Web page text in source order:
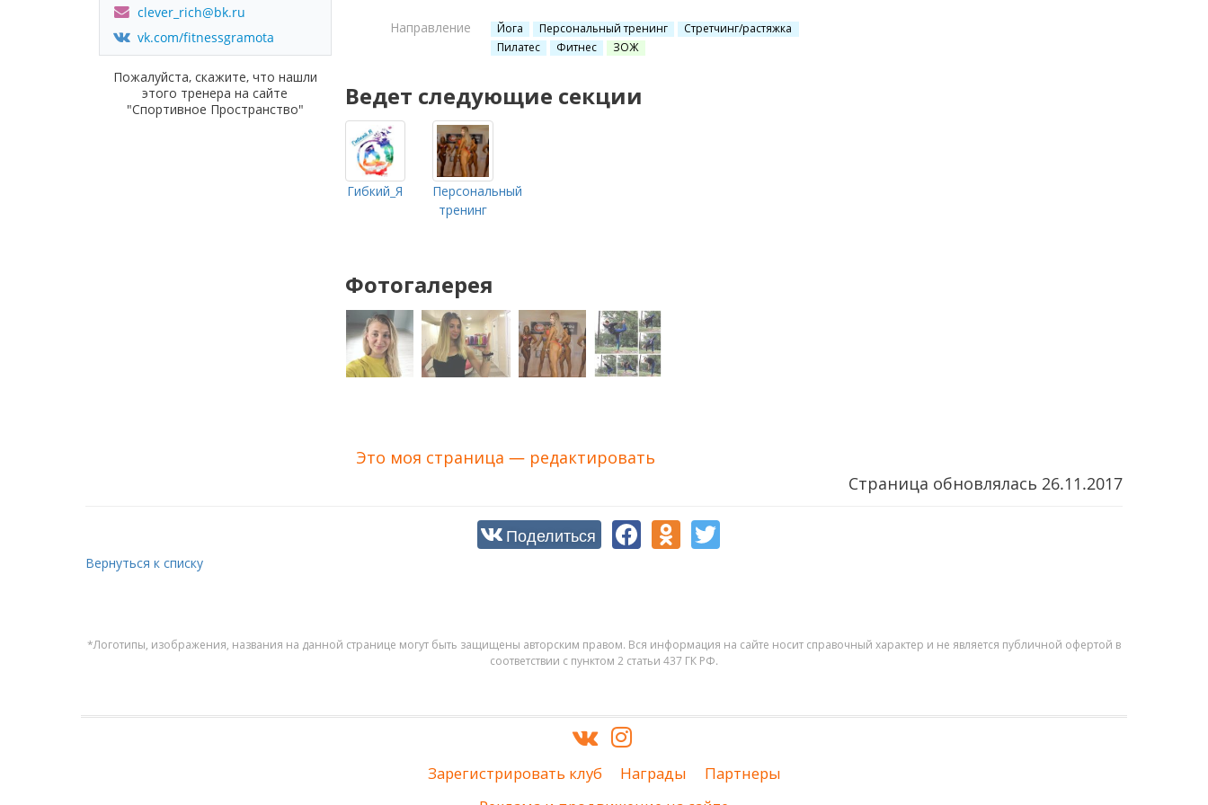
clever_rich@bk.ru
vk.com/fitnessgramota
Пожалуйста, скажите, что нашли
этого тренера на сайте
"Спортивное Пространство"
Направление Йога Персональный тренинг
Стретчинг/растяжка
Пилатес
Фитнес ЗОЖ
Ведет следующие секции
Гибкий_Я
Персональный
тренинг
Фотогалерея
Это моя страница — редактировать
Страница обновлялась 26.11.2017
Поделиться
Вернуться к списку
*Логотипы, изображения, названия на данной странице могут быть защищены авторским правом. Вся информация на сайте носит справочный характер и не является публичной офертой в
соответствии с пунктом 2 статьи 437 ГК РФ.
Зарегистрировать клуб Награды
Партнеры